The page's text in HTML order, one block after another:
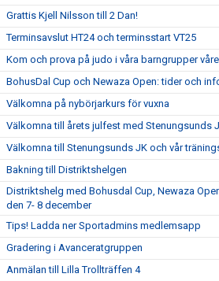
Grattis Kjell Nilsson till 2 Dan!
Terminsavslut HT24 och terminsstart VT25
Kom och prova på judo i våra barngrupper
BohusDal Cup och Newaza Open: tider och
Välkomna på nybörjarkurs för vuxna
Välkomna till årets julfest med Stenungsunds
Välkomna till Stenungsunds JK och vår
Bakning till Distriktshelgen
Distriktshelg med Bohusdal Cup, Newaza
den 7- 8 december
Tips! Ladda ner Sportadmins medlemsapp
Gradering i Avanceratgruppen
Anmälan till Lilla Trollträffen 4